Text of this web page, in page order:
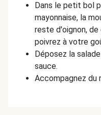
Dans le petit bol
mayonnaise, la
reste d'oignon,
poivrez à votre
Déposez la
sauce.
Accompagnez du